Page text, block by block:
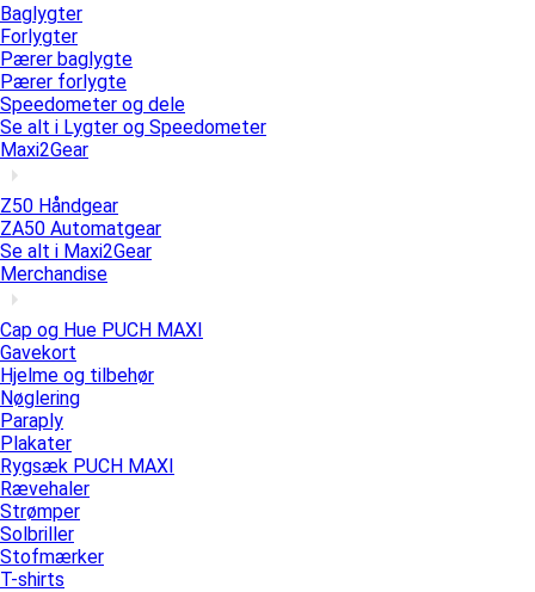
Baglygter
Forlygter
Pærer baglygte
Pærer forlygte
Speedometer og dele
Se alt i Lygter og Speedometer
Maxi2Gear
Z50 Håndgear
ZA50 Automatgear
Se alt i Maxi2Gear
Merchandise
Cap og Hue PUCH MAXI
Gavekort
Hjelme og tilbehør
Nøglering
Paraply
Plakater
Rygsæk PUCH MAXI
Rævehaler
Strømper
Solbriller
Stofmærker
T-shirts